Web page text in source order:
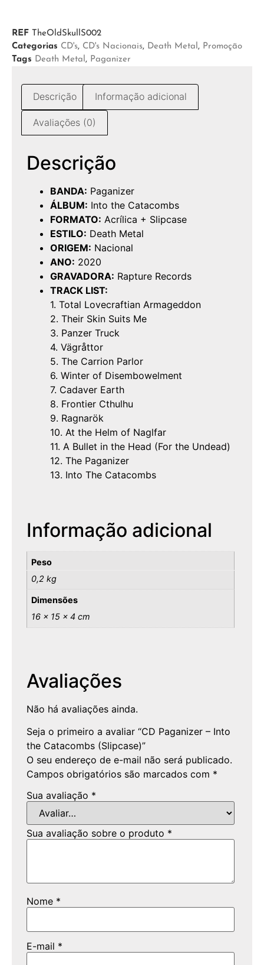
REF TheOldSkullS002
Categorias CD's, CD's Nacionais, Death Metal, Promoção
Tags Death Metal, Paganizer
Descrição Informação adicional
Avaliações (0)
Descrição
BANDA: Paganizer
ÁLBUM: Into the Catacombs
FORMATO: Acrílica + Slipcase
ESTILO: Death Metal
ORIGEM: Nacional
ANO: 2020
GRAVADORA: Rapture Records
TRACK LIST:
1. Total Lovecraftian Armageddon
2. Their Skin Suits Me
3. Panzer Truck
4. Vägråttor
5. The Carrion Parlor
6. Winter of Disembowelment
7. Cadaver Earth
8. Frontier Cthulhu
9. Ragnarök
10. At the Helm of Naglfar
11. A Bullet in the Head (For the Undead)
12. The Paganizer
13. Into The Catacombs
Informação adicional
Peso
0,2 kg
Dimensões
16 × 15 × 4 cm
Avaliações
Não há avaliações ainda.
Seja o primeiro a avaliar “CD Paganizer – Into
the Catacombs (Slipcase)”
O seu endereço de e-mail não será publicado.
Campos obrigatórios são marcados com *
Sua avaliação *
Sua avaliação sobre o produto *
Nome *
E-mail *